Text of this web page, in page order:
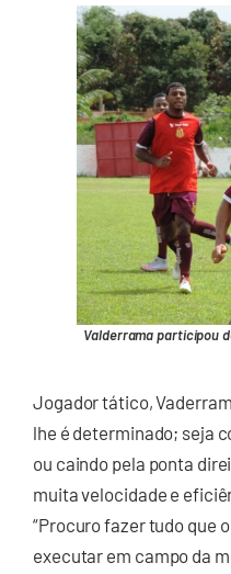
Valderrama participou
Jogador tático,
lhe é determinado; seja
ou caindo pela ponta
muita velocidade e
“Procuro fazer tudo que
executar em campo da